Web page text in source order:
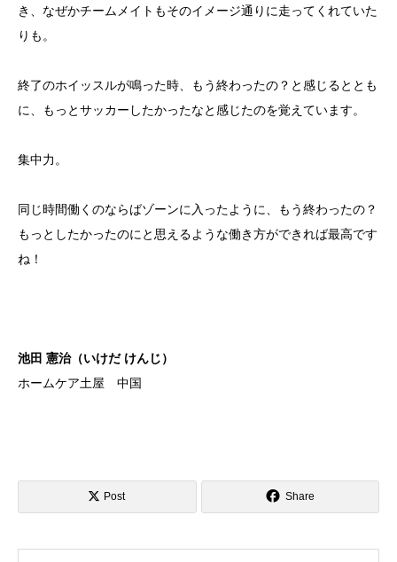
き、なぜかチームメイトもそのイメージ通りに走ってくれていた
りも。
終了のホイッスルが鳴った時、もう終わったの？と感じるととも
に、もっとサッカーしたかったなと感じたのを覚えています。
集中力。
同じ時間働くのならばゾーンに入ったように、もう終わったの？
もっとしたかったのにと思えるような働き方ができれば最高です
ね！
池田 憲治（いけだ けんじ）
ホームケア土屋 中国
Post Share